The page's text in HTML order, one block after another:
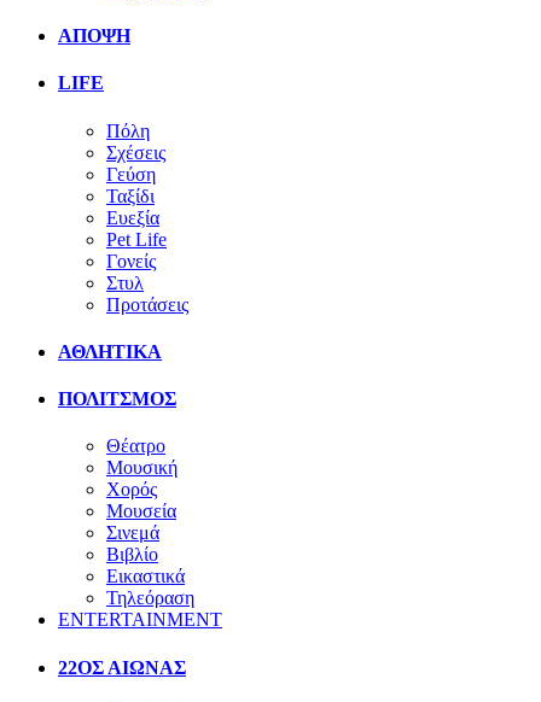
ΑΠΟΨΗ
LIFE
Πόλη
Σχέσεις
Γεύση
Ταξίδι
Ευεξία
Pet Life
Γονείς
Στυλ
Προτάσεις
ΑΘΛΗΤΙΚΑ
ΠΟΛΙΤΣΜΟΣ
Θέατρο
Μουσική
Χορός
Μουσεία
Σινεμά
Βιβλίο
Εικαστικά
Τηλεόραση
ENTERTAINMENT
22ΟΣ ΑΙΩΝΑΣ